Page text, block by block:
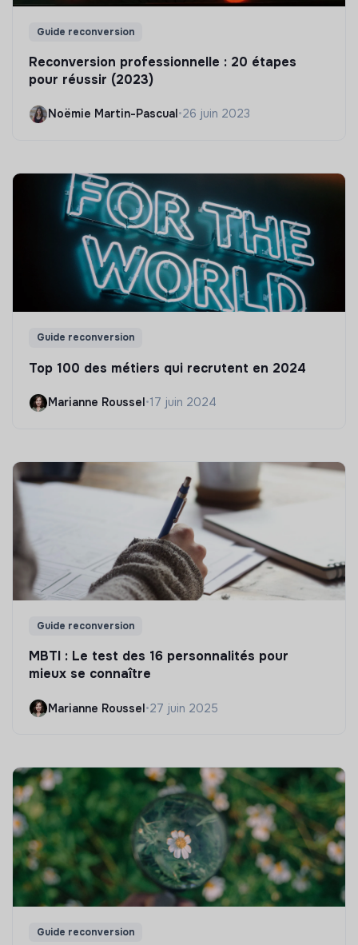
Guide reconversion
Reconversion professionnelle : 20 étapes
pour réussir (2023)
Noëmie Martin-Pascual •26 juin 2023
Guide reconversion
Top 100 des métiers qui recrutent en 2024
Marianne Roussel•17 juin 2024
Guide reconversion
MBTI : Le test des 16 personnalités pour
mieux se connaître
Marianne Roussel•27 juin 2025
Guide reconversion